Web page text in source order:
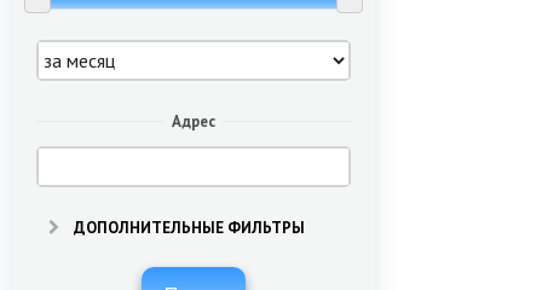
Адрес
ДОПОЛНИТЕЛЬНЫЕ ФИЛЬТРЫ